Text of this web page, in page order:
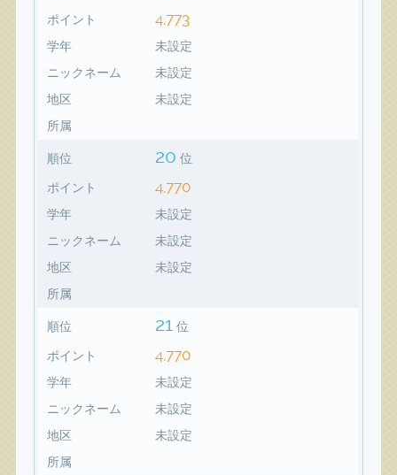
ポイント 4,773
学年
未設定
ニックネーム
未設定
地区
未設定
所属
順位 20 位
ポイント 4,770
学年
未設定
ニックネーム
未設定
地区
未設定
所属
順位 21 位
ポイント 4,770
学年
未設定
ニックネーム
未設定
地区
未設定
所属